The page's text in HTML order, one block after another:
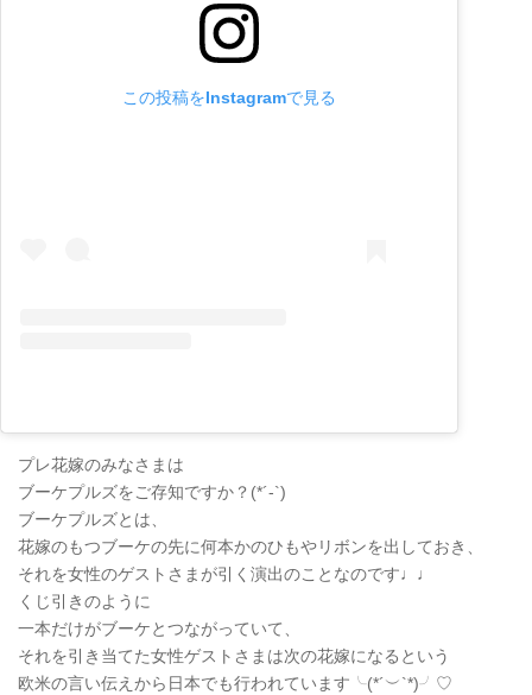
この投稿をInstagramで見る
プレ花嫁のみなさまは
ブーケプルズをご存知ですか？(*´-`)
ブーケプルズとは、
花嫁のもつブーケの先に何本かのひもやリボンを出しておき、
それを女性のゲストさまが引く演出のことなのです♩♩
くじ引きのように
一本だけがブーケとつながっていて、
それを引き当てた女性ゲストさまは次の花嫁になるという
欧米の言い伝えから日本でも行われています╰(*´︶`*)╯♡